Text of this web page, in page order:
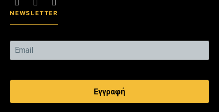
NEWSLETTER
Εγγραφή